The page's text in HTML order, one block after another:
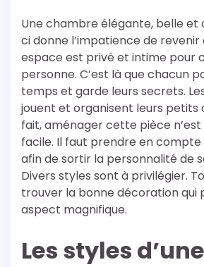
Une chambre élégante, belle et
ci donne l’impatience de revenir
espace est privé et intime pour
personne. C’est là que chacun
temps et garde leurs secrets.
jouent et organisent leurs petits
fait, aménager cette pièce
facile. Il faut prendre en
afin de sortir la personnalité de
Divers styles sont à privilégier.
trouver la bonne décoration qui
aspect magnifique.
Les styles d’une